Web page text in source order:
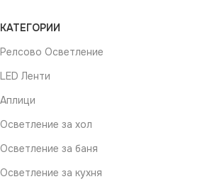
КАТЕГОРИИ
Релсово Осветление
LED Ленти
Аплици
Осветление за хол
Осветление за баня
Осветление за кухня